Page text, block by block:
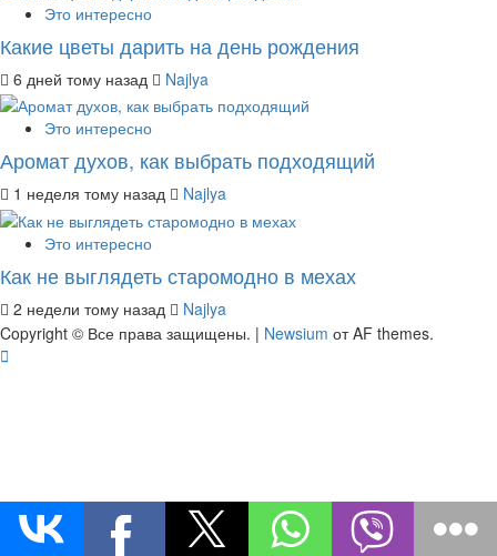
Это интересно
Какие цветы дарить на день рождения
6 дней тому назад Najlya
Это интересно
Аромат духов, как выбрать подходящий
1 неделя тому назад Najlya
Это интересно
Как не выглядеть старомодно в мехах
2 недели тому назад
Najlya
Copyright © Все права защищены. | Newsium от AF themes.